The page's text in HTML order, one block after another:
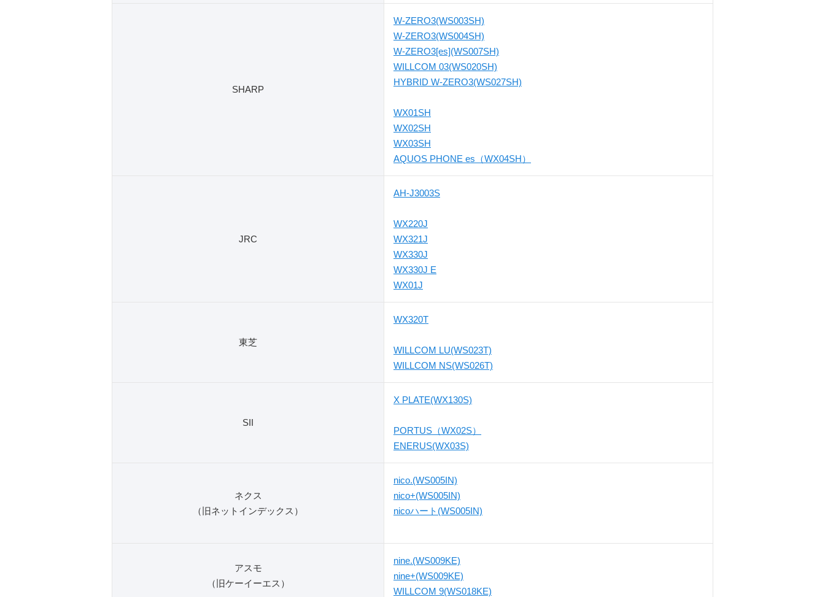
SHARP
W-ZERO3(WS003SH)
W-ZERO3(WS004SH)
W-ZERO3[es](WS007SH)
WILLCOM 03(WS020SH)
HYBRID W-ZERO3(WS027SH)
WX01SH
WX02SH
WX03SH
AQUOS PHONE es（WX04SH）
JRC
AH-J3003S
WX220J
WX321J
WX330J
WX330J E
WX01J
東芝
WX320T
WILLCOM LU(WS023T)
WILLCOM NS(WS026T)
SII
X PLATE(WX130S)
PORTUS（WX02S）
ENERUS(WX03S)
ネクス
（旧ネットインデックス）
nico.(WS005IN)
nico+(WS005IN)
nicoハート(WS005IN)
アスモ
（旧ケーイーエス）
nine.(WS009KE)
nine+(WS009KE)
WILLCOM 9(WS018KE)